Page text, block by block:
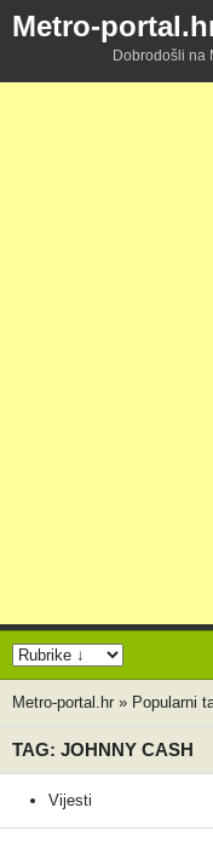
Metro-
Dobrodošli na
Metro-portal.hr » Popularni
TAG: JOHNNY CASH
Vijesti